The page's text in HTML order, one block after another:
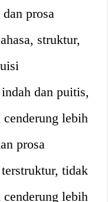
prosa
struktur,
dan puitis,
lebih
prosa
tidak
lebih